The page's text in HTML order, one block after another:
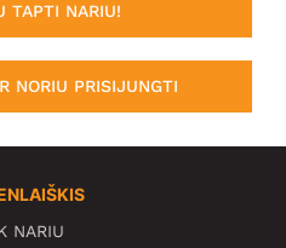
TAPTI NARIU!
NORIU PRISIJUNGTI
NARIU